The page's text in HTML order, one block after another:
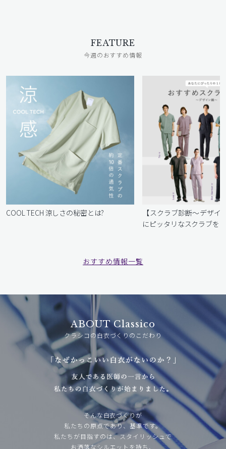
FEATURE
今週のおすすめ情報
COOL TECH 涼しさの秘密とは?
【スクラブ診断〜デザイ
にピッタリなスクラブを
おすすめ情報一覧
ABOUT Classico
クラシコの白衣づくりのこだわり
そんな白衣づくりが
私たちの原点であり、基準です。
私たちが目指すのは、スタイリッシュで
お洒落なシルエットを持ち、